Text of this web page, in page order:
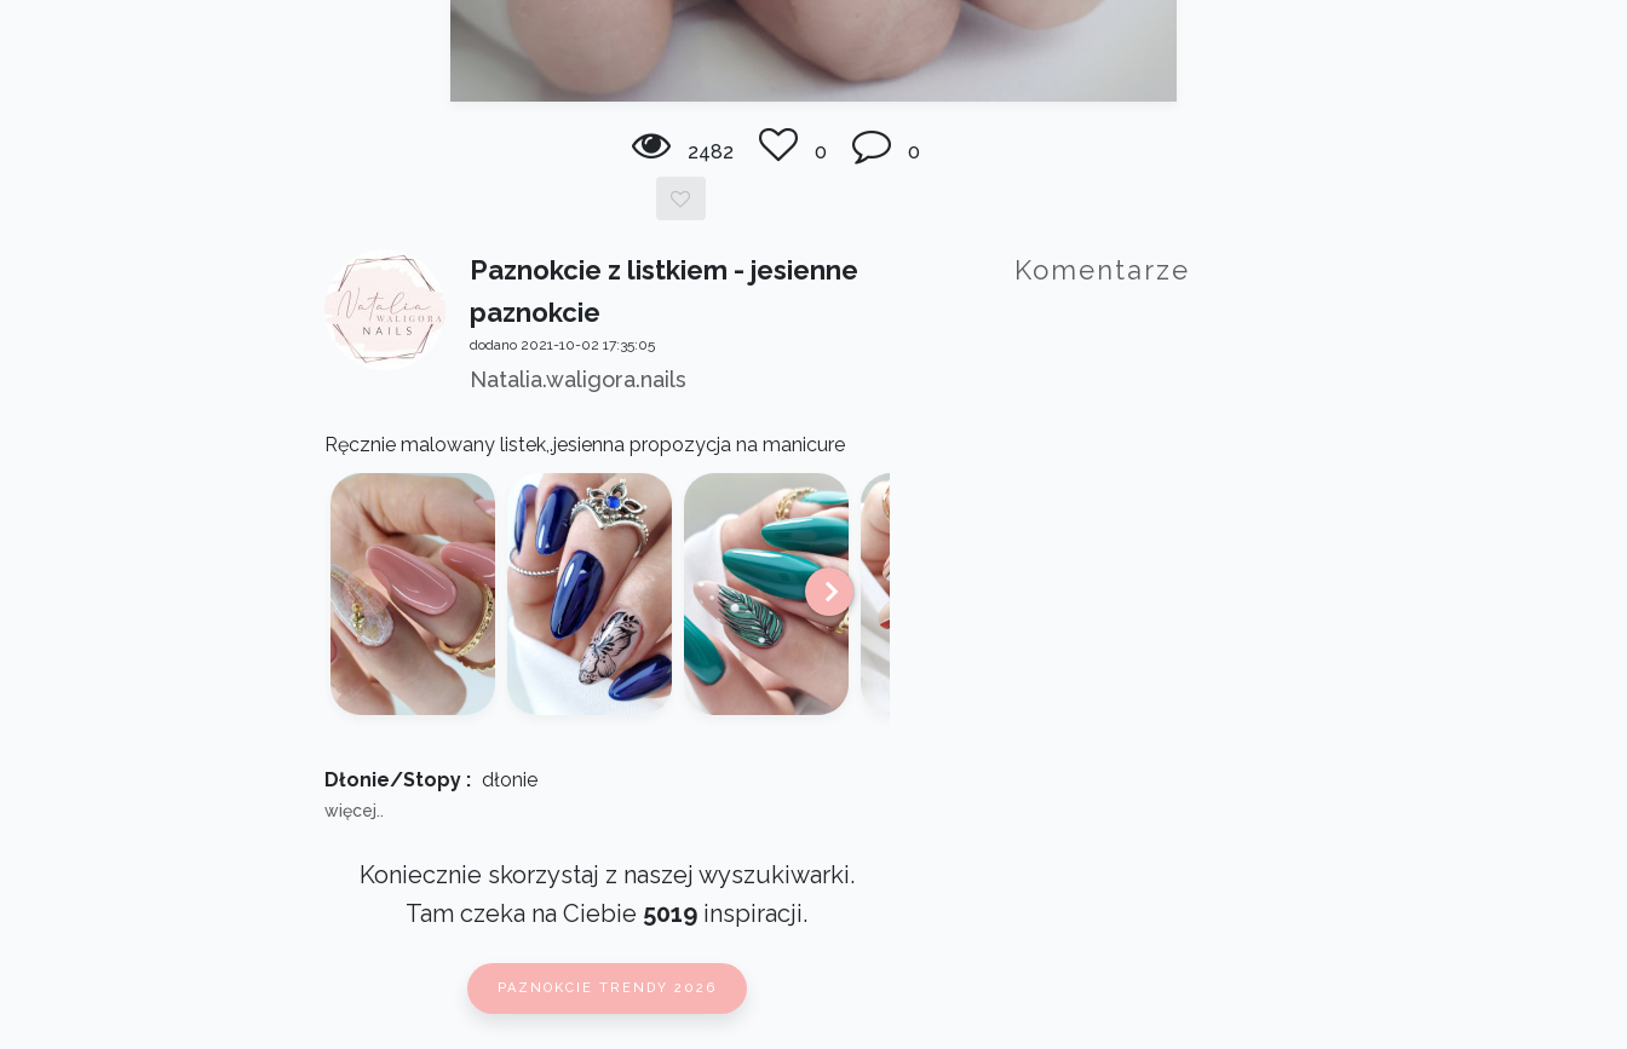
2482 0 0
Paznokcie z listkiem - jesienne
paznokcie
dodano 2021-10-02 17:35:05
Natalia.waligora.nails
Ręcznie malowany listek,.jesienna propozycja na manicure
Dłonie/Stopy : dłonie
więcej..
Koniecznie skorzystaj z naszej wyszukiwarki.
Tam czeka na Ciebie 5019 inspiracji.
PAZNOKCIE TRENDY 2026
Komentarze